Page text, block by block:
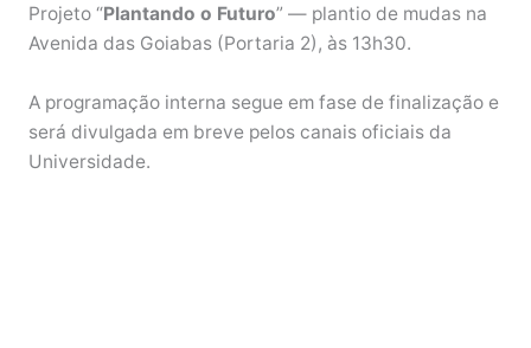
Projeto “Plantando o Futuro” — plantio de mudas na
Avenida das Goiabas (Portaria 2), às 13h30.
A programação interna segue em fase de finalização e
será divulgada em breve pelos canais oficiais da
Universidade.